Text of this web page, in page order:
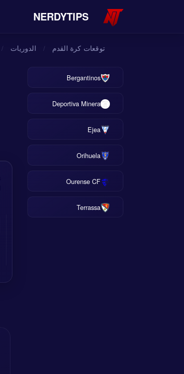
NERDYTIPS
توقعات كرة القدم / الدوريات /
Bergantinos
Deportiva Minera
Ejea
Orihuela
Ourense CF
Terrassa